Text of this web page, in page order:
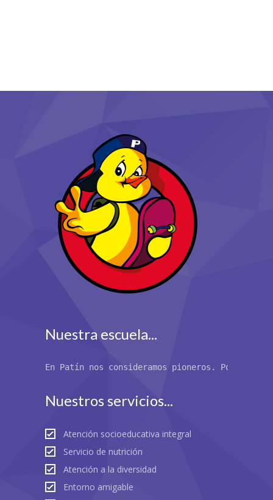
Nuestra escuela...
En Patín nos consideramos pioneros. Por
Nuestros servicios...
Atención socioeducativa integral
Servicio de nutrición
Atención a la diversidad
Entorno amigable